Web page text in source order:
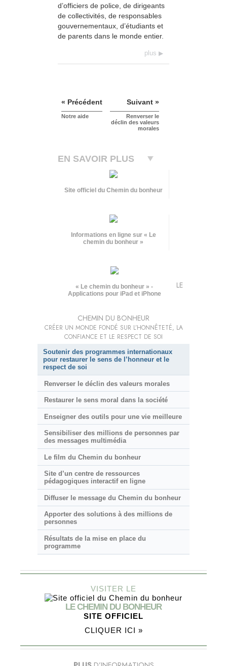
d’officiers de police, de dirigeants
de collectivités, de responsables
gouvernementaux, d’étudiants et
de parents dans le monde entier.
plus
« Précédent
Notre aide
Suivant »
Renverser le
déclin des valeurs
morales
EN SAVOIR PLUS
Site officiel du Chemin du bonheur
Informations en ligne sur « Le
chemin du bonheur »
« Le chemin du bonheur » -
Applications pour iPad et iPhone
LE
CHEMIN DU BONHEUR
CRÉER UN MONDE FONDÉ SUR L’HONNÊTETÉ, LA
CONFIANCE ET LE RESPECT DE SOI
Soutenir des programmes internationaux
pour restaurer le sens de l’honneur et le
respect de soi
Renverser le déclin des valeurs morales
Restaurer le sens moral dans la société
Enseigner des outils pour une vie meilleure
Sensibiliser des millions de personnes par
des messages multimédia
Le film du Chemin du bonheur
Site d’un centre de ressources
pédagogiques interactif en ligne
Diffuser le message du Chemin du bonheur
Apporter des solutions à des millions de
personnes
Résultats de la mise en place du
programme
VISITER LE
LE CHEMIN DU BONHEUR
SITE OFFICIEL
CLIQUER ICI »